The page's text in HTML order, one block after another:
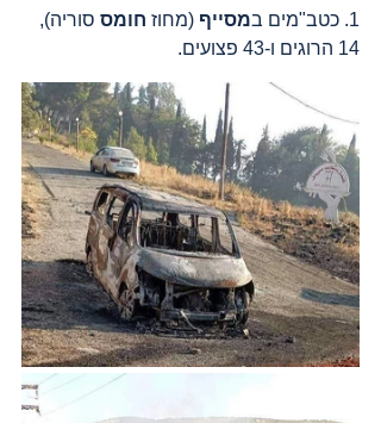
1. כטב"מים ב מסייף (מחוז חומס סוריה),
14 הרוגים ו-43 פצועים.